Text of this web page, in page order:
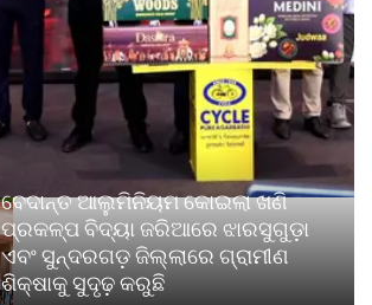
ବେଦାନ୍ତ ଆଲୁମିନିୟମ କୋଇଲା ଖଣି
ପ୍ରକଳ୍ପ ବିଦ୍ୟା ଜରିଆରେ ଝାରସୁଗୁଡ଼ା
ଏବଂ ସୁନ୍ଦରଗଡ଼ ଜିଲ୍ଲାରେ ଗ୍ରାମୀଣ
ଶିକ୍ଷାକୁ ସୁଦୃଢ଼ କରୁଛି